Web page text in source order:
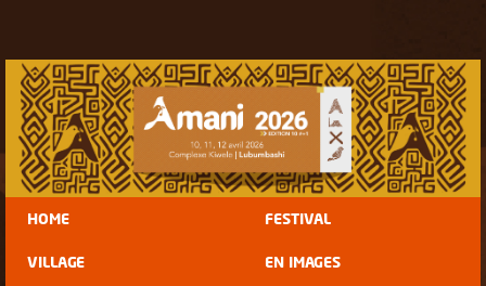
HOME FESTIVAL
VILLAGE EN IMAGES